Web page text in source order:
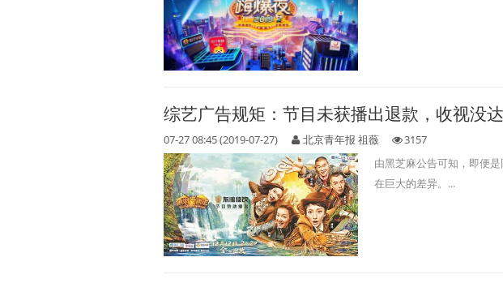
综艺广告规矩：节目未获播出退款，收视没
07-27 08:45 (2019-07-27) 北京青年报 祖薇
3157
由黑芝麻公告可知，即便
在巨大的差异。...